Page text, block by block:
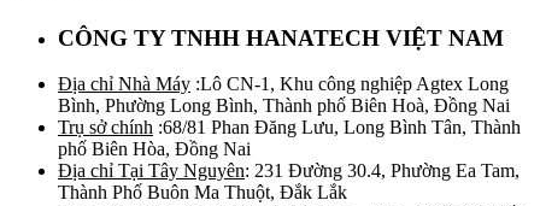
CÔNG TY TNHH HANATECH VIỆT NAM
Địa chỉ Nhà Máy :Lô CN-1, Khu công nghiệp Agtex Long
Bình, Phường Long Bình, Thành phố Biên Hoà, Đồng Nai
Trụ sở chính :68/81 Phan Đăng Lưu, Long Bình Tân, Thành
phố Biên Hòa, Đồng Nai
Địa chỉ Tại Tây Nguyên: 231 Đường 30.4, Phường Ea Tam,
Thành Phố Buôn Ma Thuột, Đắk Lắk